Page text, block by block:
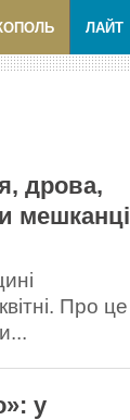
ЛАЙТ
дрова,
мешканці
Про це
у